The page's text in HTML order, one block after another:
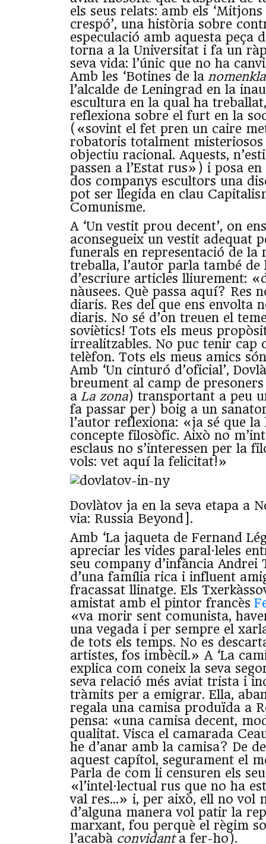
els seus relats: amb els
crespó’, una història sobre
especulació amb aquesta peça
torna a la Universitat i fa un
seva vida: l’únic que no ha
Amb les ‘Botines de la
l’alcalde de Leningrad en la
escultura en la qual ha
reflexiona sobre el furt en la
(«sovint el fet pren un caire
robatoris totalment misteriosos
objectiu racional. Aquests,
passen a l’Estat rus») i posa en
dos companys escultors una
pot ser llegida en clau
Comunisme.
A ‘Un vestit prou decent’, on
aconsegueix un vestit adequat
funerals en representació de la
treballa, l’autor parla també
d’escriure articles lliurement:
nàusees. Què passa aquí? Res
diaris. Res del que ens envolta
diaris. No sé d’on treuen el
soviètics! Tots els meus
irrealitzables. No puc tenir cap
telèfon. Tots els meus amics
Amb ‘Un cinturó d’oficial’,
breument al camp de
a La zona) transportant a peu
fa passar per) boig a un
l’autor reflexiona: «ja sé que
concepte filosòfic. Això no
esclaus no s’interessen per la
vols: vet aquí la felicitat!»
Dovlàtov ja en la seva etapa a
via: Russia Beyond].
Amb ‘La jaqueta de Fernand
apreciar les vides paral·leles
seu company d’infància Andrei
d’una família rica i influent
fracassat llinatge. Els
amistat amb el pintor francès
«va morir sent comunista,
una vegada i per sempre el
de tots els temps. No es
artistes, fos imbècil.» A ‘La
explica com coneix la seva
seva relació més aviat trista i
tràmits per a emigrar. Ella,
regala una camisa produïda a
pensa: «una camisa decent,
qualitat. Visca el camarada
he d’anar amb la camisa? De
aquest capítol, segurament el
Parla de com li censuren els
«l’intel·lectual rus que no ha
val res…» i, per això, ell no vol
d’alguna manera vol patir la
marxant, fou perquè el règim
l’acabà convidanta fer-ho).